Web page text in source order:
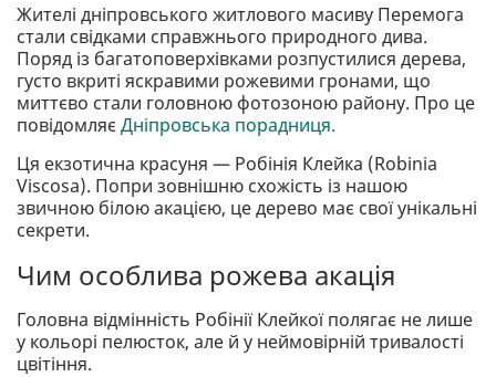
Жителі дніпровського житлового масиву Перемога
стали свідками справжнього природного дива.
Поряд із багатоповерхівками розпустилися дерева,
густо вкриті яскравими рожевими гронами, що
миттєво стали головною фотозоною району. Про це
повідомляєДніпровська порадниця.
Ця екзотична красуня — Робінія Клейка (Robinia
Viscosa). Попри зовнішню схожість із нашою
звичною білою акацією, це дерево має свої унікальні
секрети.
Чим особлива рожева акація
Головна відмінність Робінії Клейкої полягає не лише
у кольорі пелюсток, але й у неймовірній тривалості
цвітіння.